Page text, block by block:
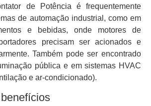
de Potência é frequentemente
de automação industrial, como em
e bebidas, onde motores de
precisam ser acionados e
Também pode ser encontrado
pública e em sistemas HVAC
e ar-condicionado).